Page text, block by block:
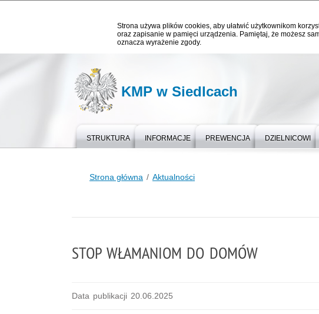
Strona używa plików cookies, aby ułatwić użytkownikom
oraz zapisanie w pamięci urządzenia. Pamiętaj, że możesz
oznacza wyrażenie zgody.
KMP w Siedlcach
STRUKTURA INFORMACJE PREWENCJA DZIELNICOWI
Strona główna Aktualności
STOP WŁAMANIOM DO DOMÓW
Data publikacji 20.06.2025